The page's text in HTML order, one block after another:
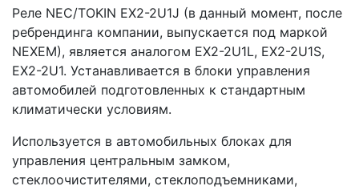
Реле NEC/TOKIN EX2-2U1J (в данный момент, после
ребрендинга компании, выпускается под маркой
NEXEM), является аналогом EX2-2U1L, EX2-2U1S,
EX2-2U1. Устанавливается в блоки управления
автомобилей подготовленных к стандартным
климатически условиям.
Используется в автомобильных блоках для
управления центральным замком,
стеклоочистителями, стеклоподъемниками,